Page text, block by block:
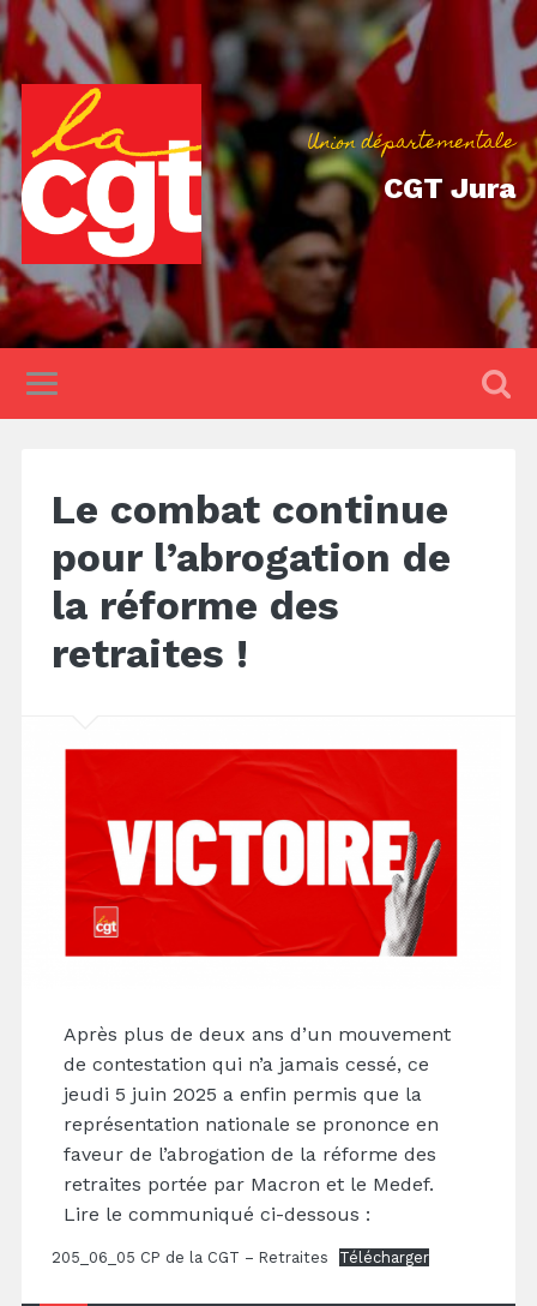
Union départementale
CGT Jura
Le combat continue
pour l’abrogation de
la réforme des
retraites !
Après plus de deux ans d’un mouvement
de contestation qui n’a jamais cessé, ce
jeudi 5 juin 2025 a enfin permis que la
représentation nationale se prononce en
faveur de l’abrogation de la réforme des
retraites portée par Macron et le Medef.
Lire le communiqué ci-dessous :
205_06_05 CP de la CGT – Retraites Télécharger